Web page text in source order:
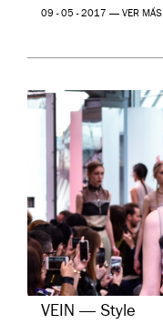
09 - 05 - 2017 — VER MÁS
VEIN — Style